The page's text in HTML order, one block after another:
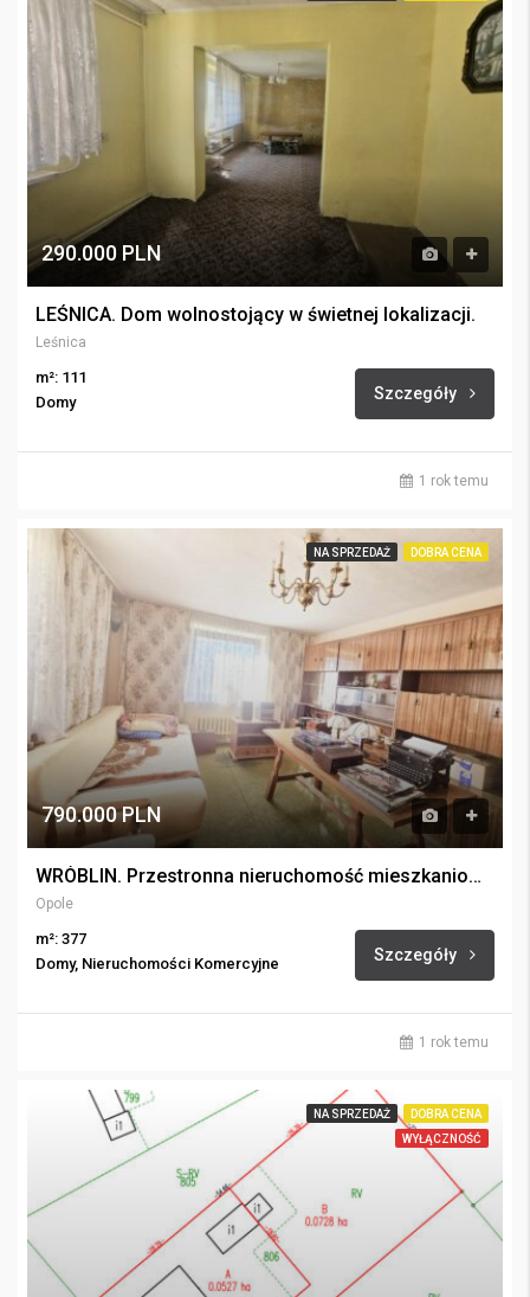
290.000 PLN
LEŚNICA. Dom wolnostojący w świetnej lokalizacji.
Leśnica
m²: 111
Domy
Szczegóły
1 rok temu
NA SPRZEDAŻ DOBRA CENA
790.000 PLN
WRÓBLIN. Przestronna nieruchomość mieszkaniowo-usługowa.
Opole
m²: 377
Domy, Nieruchomości Komercyjne
Szczegóły
1 rok temu
NA SPRZEDAŻ
DOBRA CENA
WYŁĄCZNOŚĆ